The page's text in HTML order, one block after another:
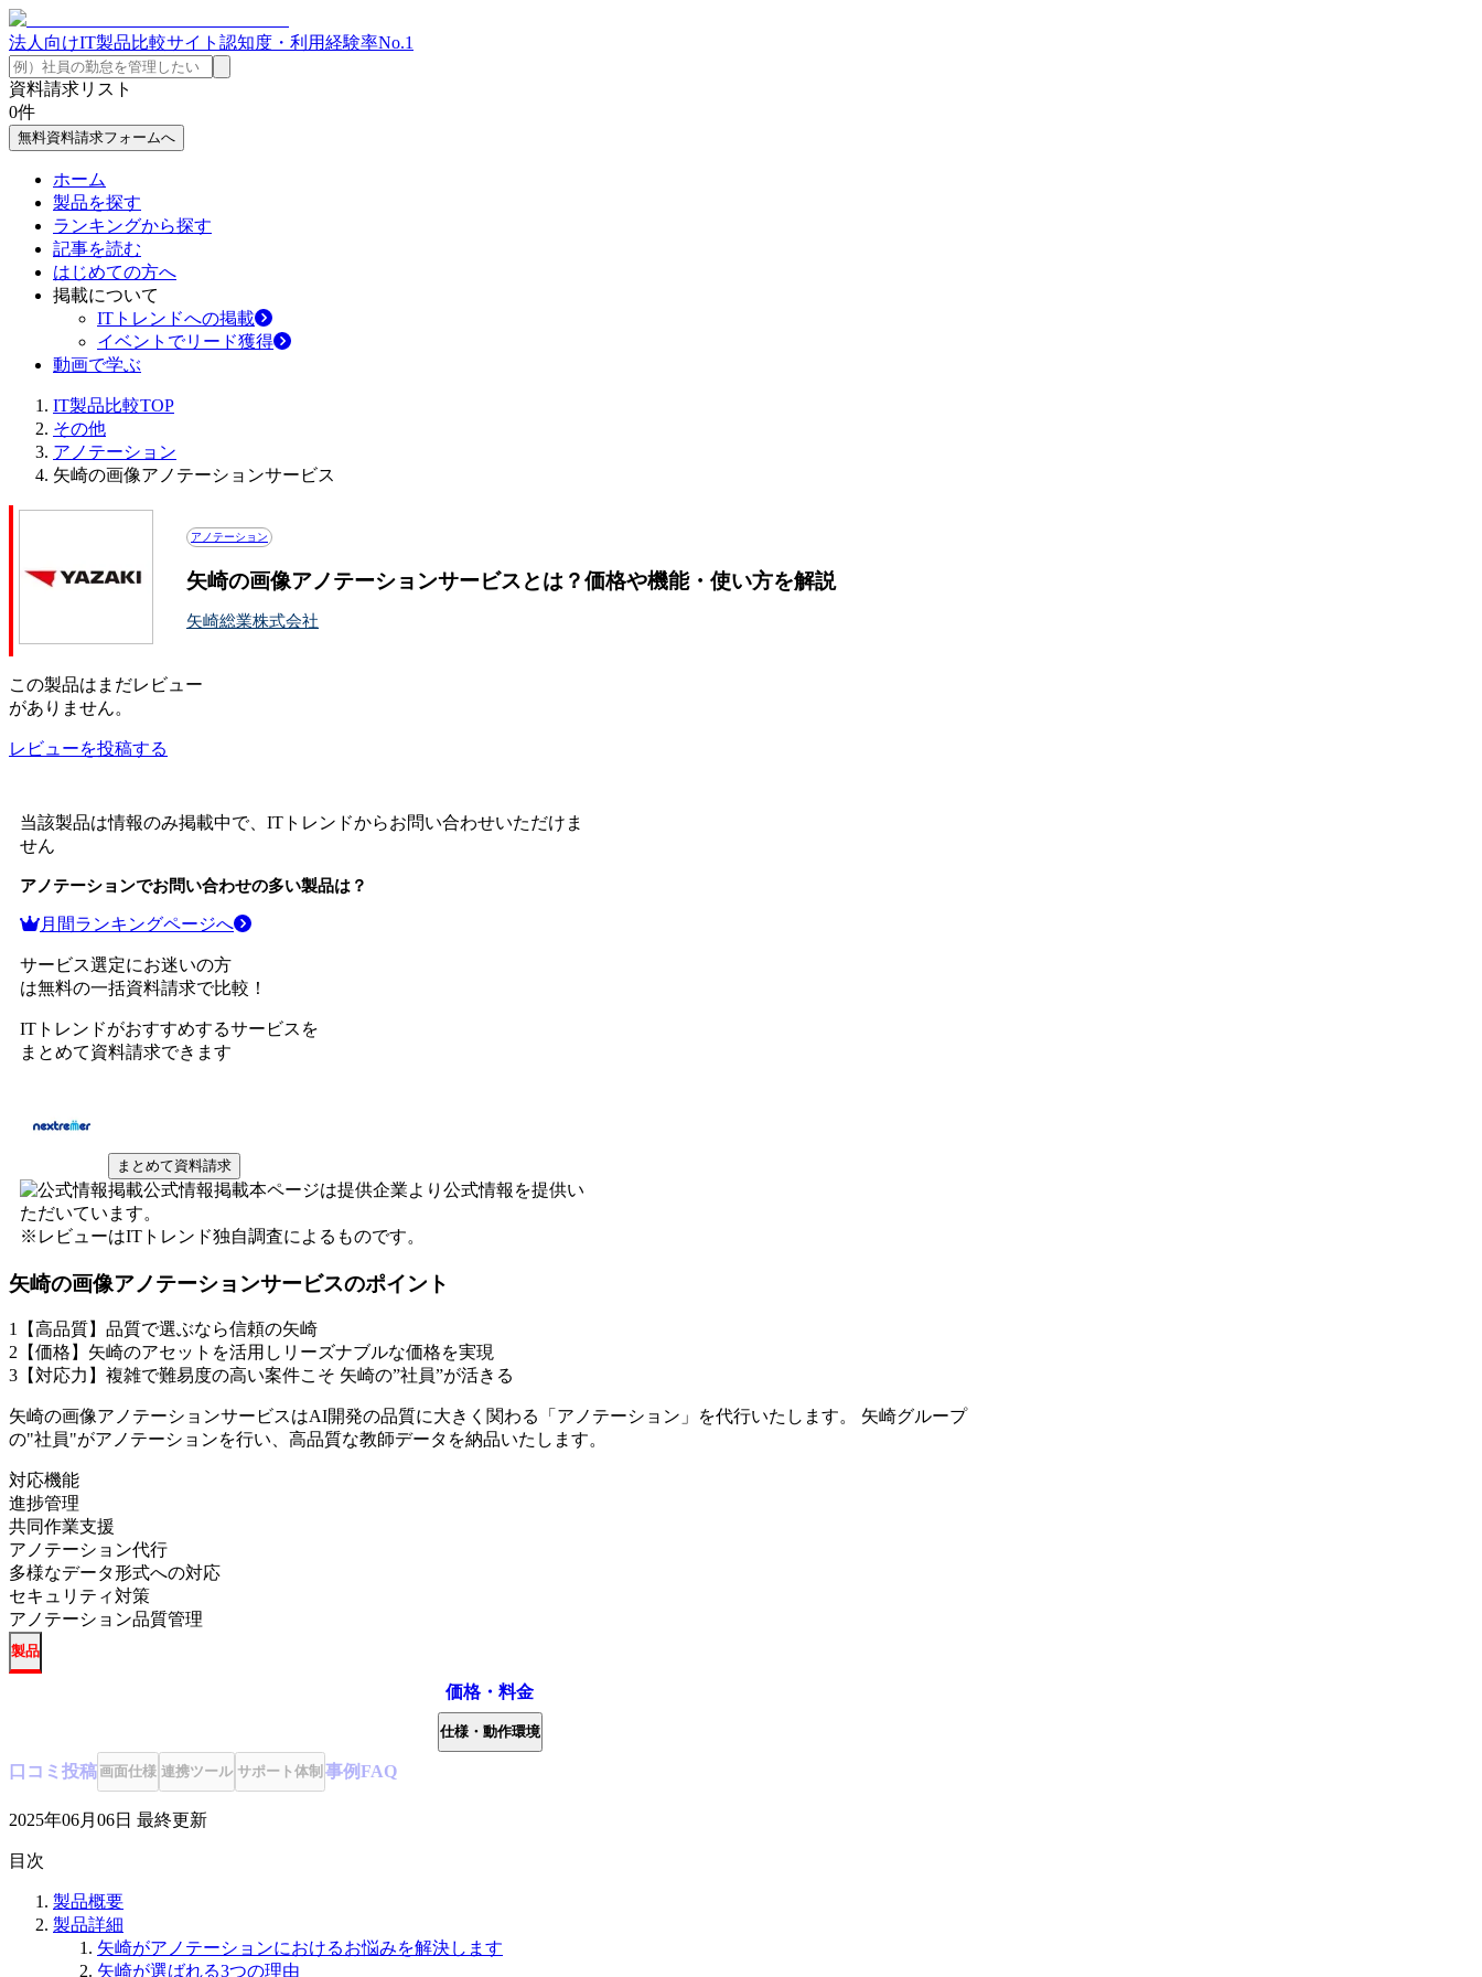
法人向けIT製品比較サイト 認知度・利用経験率No.1
資料請求リスト
0件
無料資料請求フォームへ
ホーム
製品を探す
ランキングから探す
記事を読む
はじめての方へ
掲載について
ITトレンドへの掲載
イベントでリード獲得
動画で学ぶ
IT製品比較TOP
その他
アノテーション
矢崎の画像アノテーションサービス
アノテーション
矢崎の画像アノテーションサービスとは？価格や機能・使い方を解説
矢崎総業株式会社
この製品はまだレビュー
がありません。
レビューを投稿する
当該製品は情報のみ掲載中で、ITトレンドからお問い合わせいただけま
せん
アノテーションでお問い合わせの多い製品は？
月間ランキングページへ
サービス選定にお迷いの方
は無料の一括資料請求で比較！
ITトレンドがおすすめするサービスを
まとめて資料請求できます
まとめて資料請求
公式情報掲載本ページは提供企業より公式情報を提供い
ただいています。
※レビューはITトレンド独自調査によるものです。
矢崎の画像アノテーションサービスのポイント
1 【高品質】品質で選ぶなら信頼の矢崎
2 【価格】矢崎のアセットを活用しリーズナブルな価格を実現
3 【対応力】複雑で難易度の高い案件こそ 矢崎の”社員”が活きる
矢崎の画像アノテーションサービスはAI開発の品質に大きく関わる「アノテーション」を代行いたします。 矢崎グループ
の"社員"がアノテーションを行い、高品質な教師データを納品いたします。
対応機能
進捗管理
共同作業支援
アノテーション代行
多様なデータ形式への対応
セキュリティ対策
アノテーション品質管理
製品
価格・料金
仕様・動作環境
口コミ 投稿画面仕様 連携ツール サポート体制 事例FAQ
2025年06月06日 最終更新
目次
製品概要
製品詳細
矢崎がアノテーションにおけるお悩みを解決します
矢崎が選ばれる3つの理由